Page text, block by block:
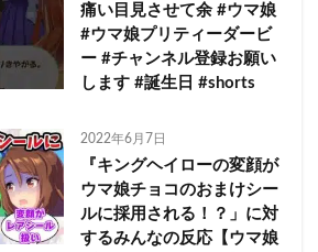
痛い目見させて余 #ウマ娘
#ウマ娘プリティーダービ
ー #チャンネル登録お願い
します #誕生日 #shorts
2022年6月7日
『キングヘイローの変顔が
ウマ娘チョコのおまけシー
ルに採用される！？」に対
するみんなの反応【ウマ娘